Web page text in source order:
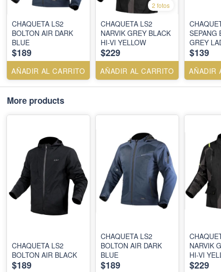
CHAQUETA LS2
BOLTON AIR DARK
BLUE
$189
AÑADIR AL CARRITO
2 fotos
CHAQUETA LS2
NARVIK GREY BLACK
HI-VI YELLOW
$229
AÑADIR AL CARRITO
SEPANG
GREY
$139
AÑADIR
More products
CHAQUETA LS2
BOLTON AIR BLACK
$189
CHAQUETA LS2
BOLTON AIR DARK
BLUE
$189
NARVIK
HI-VI
$229